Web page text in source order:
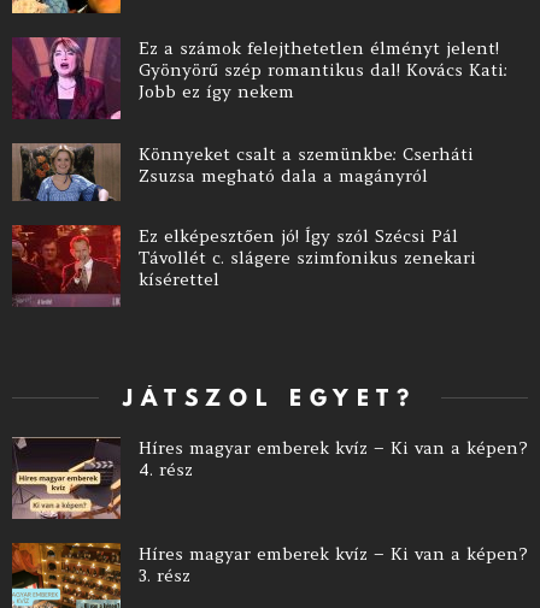
Ez a számok felejthetetlen élményt jelent!
Gyönyörű szép romantikus dal! Kovács Kati:
Jobb ez így nekem
Könnyeket csalt a szemünkbe: Cserháti
Zsuzsa megható dala a magányról
Ez elképesztően jó! Így szól Szécsi Pál
Távollét c. slágere szimfonikus zenekari
kísérettel
JÁTSZOL EGYET?
Híres magyar emberek kvíz – Ki van a képen?
4. rész
Híres magyar emberek kvíz – Ki van a képen?
3. rész